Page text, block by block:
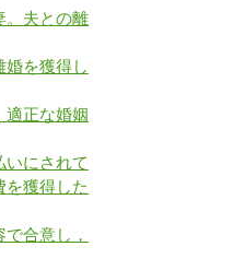
。夫との離
を獲得し
適正な婚姻
いにされて
を獲得した
合意し，